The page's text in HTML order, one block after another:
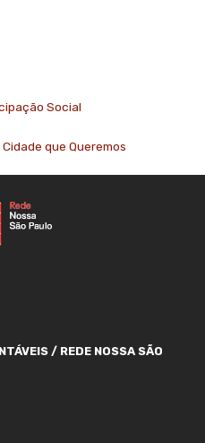
Social
que Queremos
/ REDE NOSSA SÃO